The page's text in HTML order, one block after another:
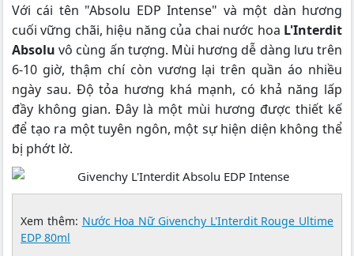
Với cái tên "Absolu EDP Intense" và một dàn hương
cuối vững chãi, hiệu năng của chai nước hoa L'Interdit
Absolu vô cùng ấn tượng. Mùi hương dễ dàng lưu trên
6-10 giờ, thậm chí còn vương lại trên quần áo nhiều
ngày sau. Độ tỏa hương khá mạnh, có khả năng lấp
đầy không gian. Đây là một mùi hương được thiết kế
để tạo ra một tuyên ngôn, một sự hiện diện không thể
bị phớt lờ.
Xem thêm: Nước Hoa Nữ Givenchy L'Interdit Rouge Ultime
EDP 80ml